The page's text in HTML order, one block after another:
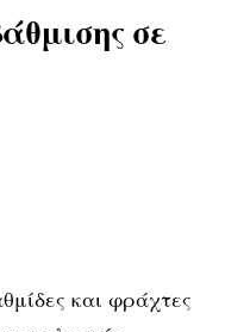
σε
και φράχτες